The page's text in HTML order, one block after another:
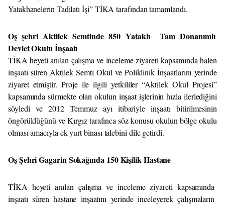
Yatakhanelerin Tadilatı İşi” TİKA tarafından tamamlandı.
Oş şehri Aktilek Semtinde 850 Yataklı Tam Donanımlı
Devlet Okulu İnşaatı
TİKA heyeti anılan çalışma ve inceleme ziyareti kapsamında halen
inşaatı süren Aktilek Semti Okul ve Poliklinik İnşaatlarını yerinde
ziyaret etmiştir. Proje ile ilgili yetkililer “Aktilek Okul Projesi”
kapsamında sürmekte olan okulun inşaat işlerinin hızla ilerlediğini
söyledi ve 2012 Temmuz ayı itibariyle inşaatı bitirilmesinin
öngörüldüğünü ve Kırgız tarafınca söz konusu okulun bölge okulu
olması amacıyla ek yurt binası talebini dile getirdi.
Oş Şehri Gagarin Sokağında 150 Kişilik Hastane
TİKA heyeti anılan çalışma ve inceleme ziyareti kapsamında
inşaatı süren hastane inşaatını yerinde inceleyerek çalışmaların